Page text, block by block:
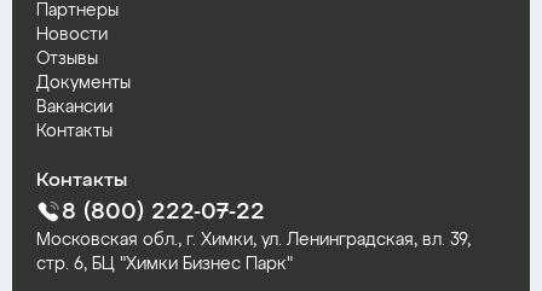
Партнеры
Новости
Отзывы
Документы
Вакансии
Контакты
Контакты
8 (800) 222-07-22
Московская обл., г. Химки, ул. Ленинградская, вл. 39,
стр. 6, БЦ "Химки Бизнес Парк"